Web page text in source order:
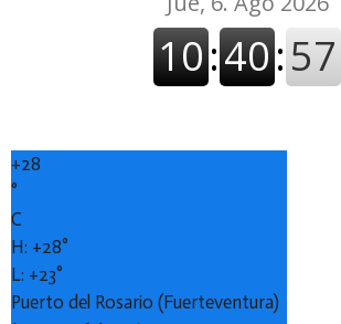
+28
°
C
H: +28°
L: +23°
Puerto del Rosario (Fuerteventura)